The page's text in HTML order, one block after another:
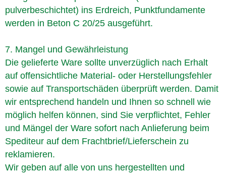
pulverbeschichtet) ins Erdreich, Punktfundamente
werden in Beton C 20/25 ausgeführt.
7. Mangel und Gewährleistung
Die gelieferte Ware sollte unverzüglich nach Erhalt
auf offensichtliche Material- oder Herstellungsfehler
sowie auf Transportschäden überprüft werden. Damit
wir entsprechend handeln und Ihnen so schnell wie
möglich helfen können, sind Sie verpflichtet, Fehler
und Mängel der Ware sofort nach Anlieferung beim
Spediteur auf dem Frachtbrief/Lieferschein zu
reklamieren.
Wir geben auf alle von uns hergestellten und